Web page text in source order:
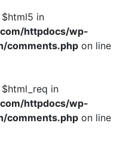
in
httpdocs/wp-
comments.php on line
in
httpdocs/wp-
comments.php on line